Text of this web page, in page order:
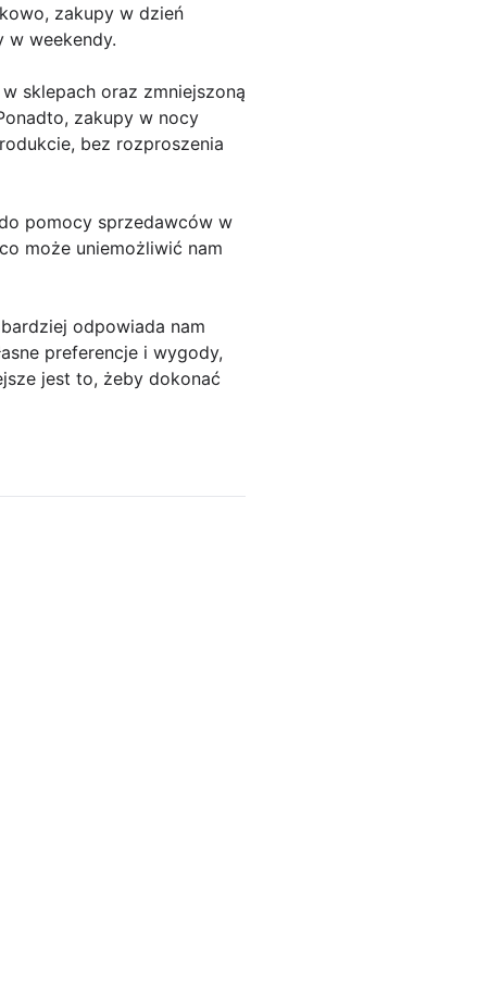
zakupy w dzień
w weekendy.
sklepach oraz zmniejszoną
zakupy w nocy
bez rozproszenia
pomocy sprzedawców w
może uniemożliwić nam
odpowiada nam
preferencje i wygody,
jest to, żeby dokonać